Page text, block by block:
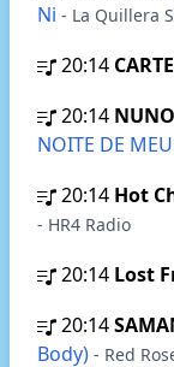
Ni - La Quillera
20:14
20:14
NOITE DE
20:14 Hot
- HR4 Radio
20:14 Lost
20:14
Body) - Red